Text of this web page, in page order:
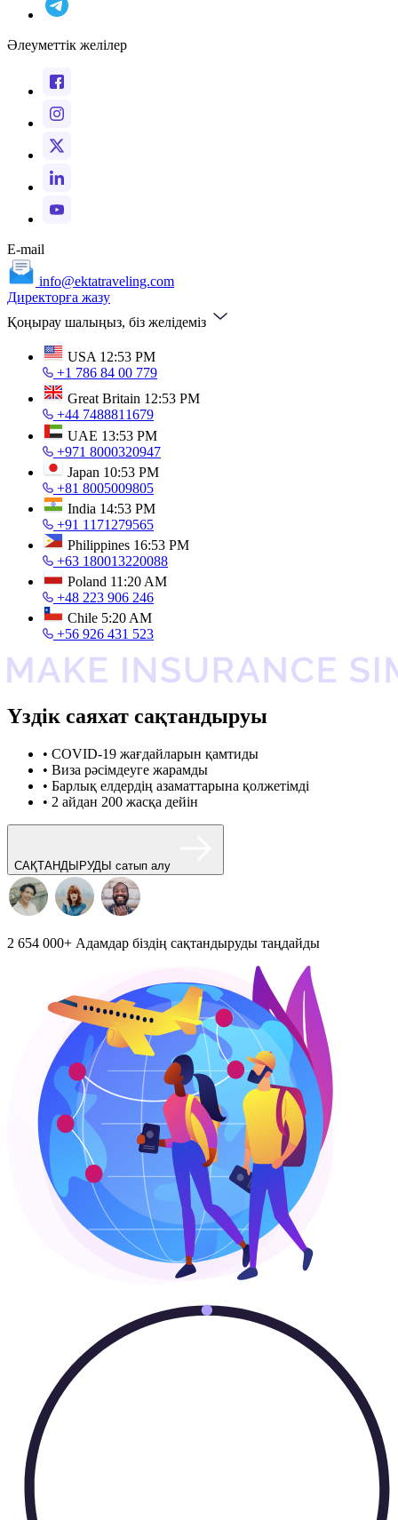
Әлеуметтік желілер
E-mail
info@ektatraveling.com
Директорға жазу
Қоңырау шалыңыз, біз желідеміз
USA 12:53 PM
+1 786 84 00 779
Great Britain 12:53 PM
+44 7488811679
UAE 13:53 PM
+971 8000320947
Japan 10:53 PM
+81 8005009805
India 14:53 PM
+91 1171279565
Philippines 16:53 PM
+63 180013220088
Poland 11:20 AM
+48 223 906 246
Chile 5:20 AM
+56 926 431 523
Үздік саяхат сақтандыруы
• COVID-19 жағдайларын қамтиды
• Виза рәсімдеуге жарамды
• Барлық елдердің азаматтарына қолжетімді
• 2 айдан 200 жасқа дейін
САҚТАНДЫРУДЫ сатып алу
2 654 000+ Адамдар біздің сақтандыруды таңдайды